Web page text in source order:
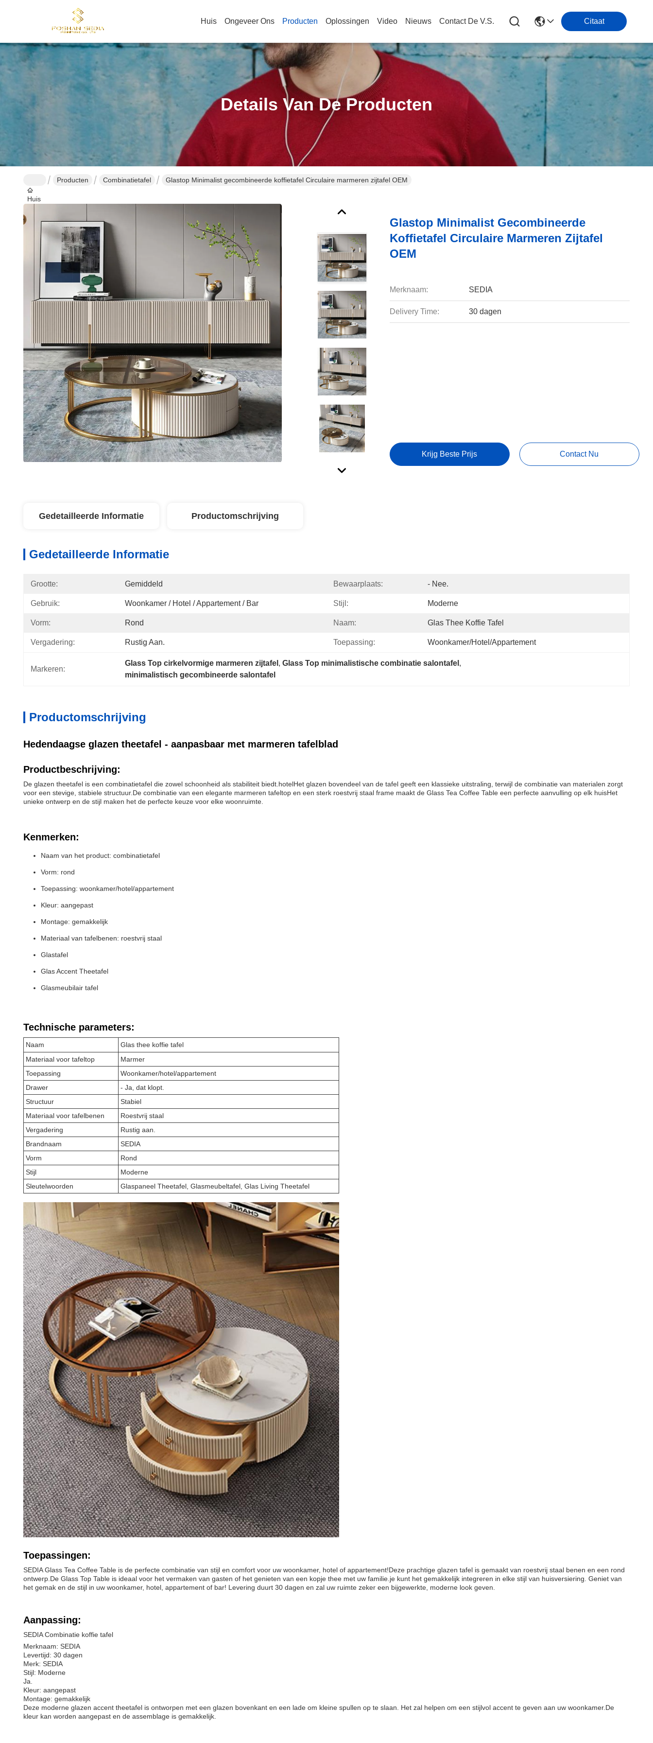
Huis Ongeveer Ons Producten Oplossingen Video Nieuws Contact De V.s. Citaat
Details Van De Producten
Huis
Producten Combinatietafel Glastop Minimalist gecombineerde koffietafel Circulaire marmeren zijtafel OEM
Glastop Minimalist Gecombineerde
Koffietafel Circulaire Marmeren Zijtafel
OEM
Merknaam: SEDIA
Delivery Time: 30 dagen
Krijg Beste Prijs Contact Nu
Gedetailleerde Informatie Productomschrijving
Gedetailleerde Informatie
Grootte: Gemiddeld Bewaarplaats: - Nee.
Gebruik: Woonkamer / Hotel / Appartement / Bar Stijl: Moderne
Vorm: Rond Naam: Glas Thee Koffie Tafel
Vergadering: Rustig Aan. Toepassing: Woonkamer/hotel/appartement
Markeren:
Glass Top cirkelvormige marmeren zijtafel , Glass Top minimalistische combinatie salontafel ,
minimalistisch gecombineerde salontafel
Productomschrijving
Hedendaagse glazen theetafel - aanpasbaar met marmeren tafelblad
Productbeschrijving:
De glazen theetafel is een combinatietafel die zowel schoonheid als stabiliteit biedt.hotelHet glazen bovendeel van de tafel geeft een klassieke uitstraling, terwijl de combinatie van materialen zorgt
voor een stevige, stabiele structuur.De combinatie van een elegante marmeren tafeltop en een sterk roestvrij staal frame maakt de Glass Tea Coffee Table een perfecte aanvulling op elk huisHet
unieke ontwerp en de stijl maken het de perfecte keuze voor elke woonruimte.
Kenmerken:
Naam van het product: combinatietafel
Vorm: rond
Toepassing: woonkamer/hotel/appartement
Kleur: aangepast
Montage: gemakkelijk
Materiaal van tafelbenen: roestvrij staal
Glastafel
Glas Accent Theetafel
Glasmeubilair tafel
Technische parameters:
Naam
Glas thee koffie tafel
Materiaal voor tafeltop
Marmer
Toepassing
Woonkamer/hotel/appartement
Drawer
- Ja, dat klopt.
Structuur
Stabiel
Materiaal voor tafelbenen
Roestvrij staal
Vergadering
Rustig aan.
Brandnaam
SEDIA
Vorm
Rond
Stijl
Moderne
Sleutelwoorden
Glaspaneel Theetafel, Glasmeubeltafel, Glas Living Theetafel
Toepassingen:
SEDIA Glass Tea Coffee Table is de perfecte combinatie van stijl en comfort voor uw woonkamer, hotel of appartement!Deze prachtige glazen tafel is gemaakt van roestvrij staal benen en een rond
ontwerp.De Glass Top Table is ideaal voor het vermaken van gasten of het genieten van een kopje thee met uw familie.je kunt het gemakkelijk integreren in elke stijl van huisversiering. Geniet van
het gemak en de stijl in uw woonkamer, hotel, appartement of bar! Levering duurt 30 dagen en zal uw ruimte zeker een bijgewerkte, moderne look geven.
Aanpassing:
SEDIA Combinatie koffie tafel
Merknaam: SEDIA
Levertijd: 30 dagen
Merk: SEDIA
Stijl: Moderne
Ja.
Kleur: aangepast
Montage: gemakkelijk
Deze moderne glazen accent theetafel is ontworpen met een glazen bovenkant en een lade om kleine spullen op te slaan. Het zal helpen om een stijlvol accent te geven aan uw woonkamer.De
kleur kan worden aangepast en de assemblage is gemakkelijk.